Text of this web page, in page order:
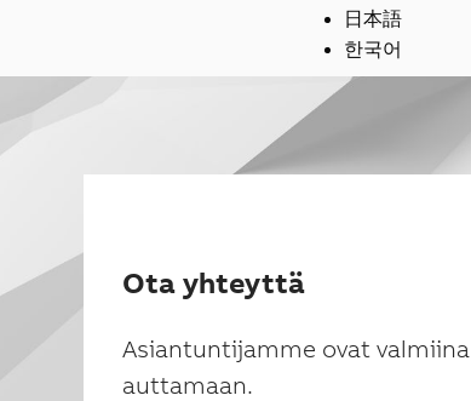
日本語
한국어
Ota yhteyttä
Asiantuntijamme ovat valmiina
auttamaan.